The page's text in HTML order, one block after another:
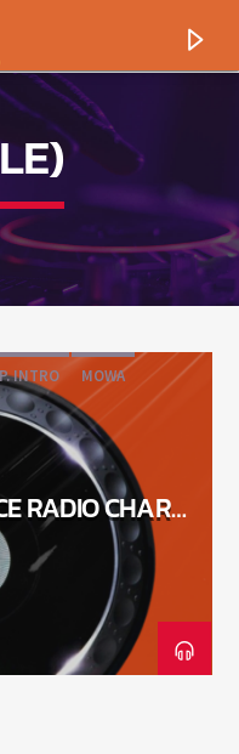
INTRO MOWA
RADIO CHART